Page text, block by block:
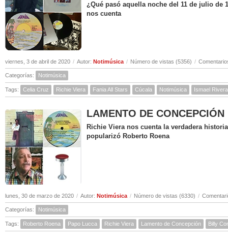
¿Qué pasó aquella noche del 11 de julio de
nos cuenta
viernes, 3 de abril de 2020 / Autor: Notimúsica / Número de vistas (5356) /
Categorías: Notimúsica
Tags: Celia Cruz Richie Viera Fania All Stars Cúcala Notimúsica Ismael Rivera
LAMENTO DE
Richie Viera nos cuenta la verdadera
popularizó Roberto Roena
lunes, 30 de marzo de 2020 / Autor: Notimúsica / Número de vistas (6330) /
Categorías: Notimúsica
Tags: Roberto Roena Papo Lucca Richie Viera Lamento de Concepción Billy